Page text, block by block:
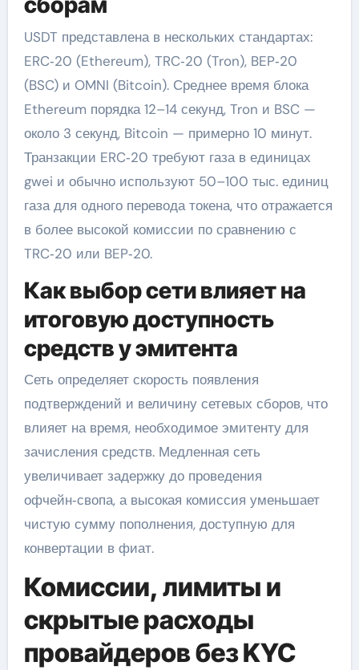
USDT представлена в нескольких стандартах:
ERC‑20 (Ethereum), TRC‑20 (Tron), BEP‑20
(BSC) и OMNI (Bitcoin). Среднее время блока
Ethereum порядка 12–14 секунд, Tron и BSC —
около 3 секунд, Bitcoin — примерно 10 минут.
Транзакции ERC‑20 требуют газа в единицах
gwei и обычно используют 50–100 тыс. единиц
газа для одного перевода токена, что отражается
в более высокой комиссии по сравнению с
TRC‑20 или BEP‑20.
Как выбор сети влияет на
итоговую доступность
средств у эмитента
Сеть определяет скорость появления
подтверждений и величину сетевых сборов, что
влияет на время, необходимое эмитенту для
зачисления средств. Медленная сеть
увеличивает задержку до проведения
офчейн‑свопа, а высокая комиссия уменьшает
чистую сумму пополнения, доступную для
конвертации в фиат.
Комиссии, лимиты и
скрытые расходы
провайдеров без KYC